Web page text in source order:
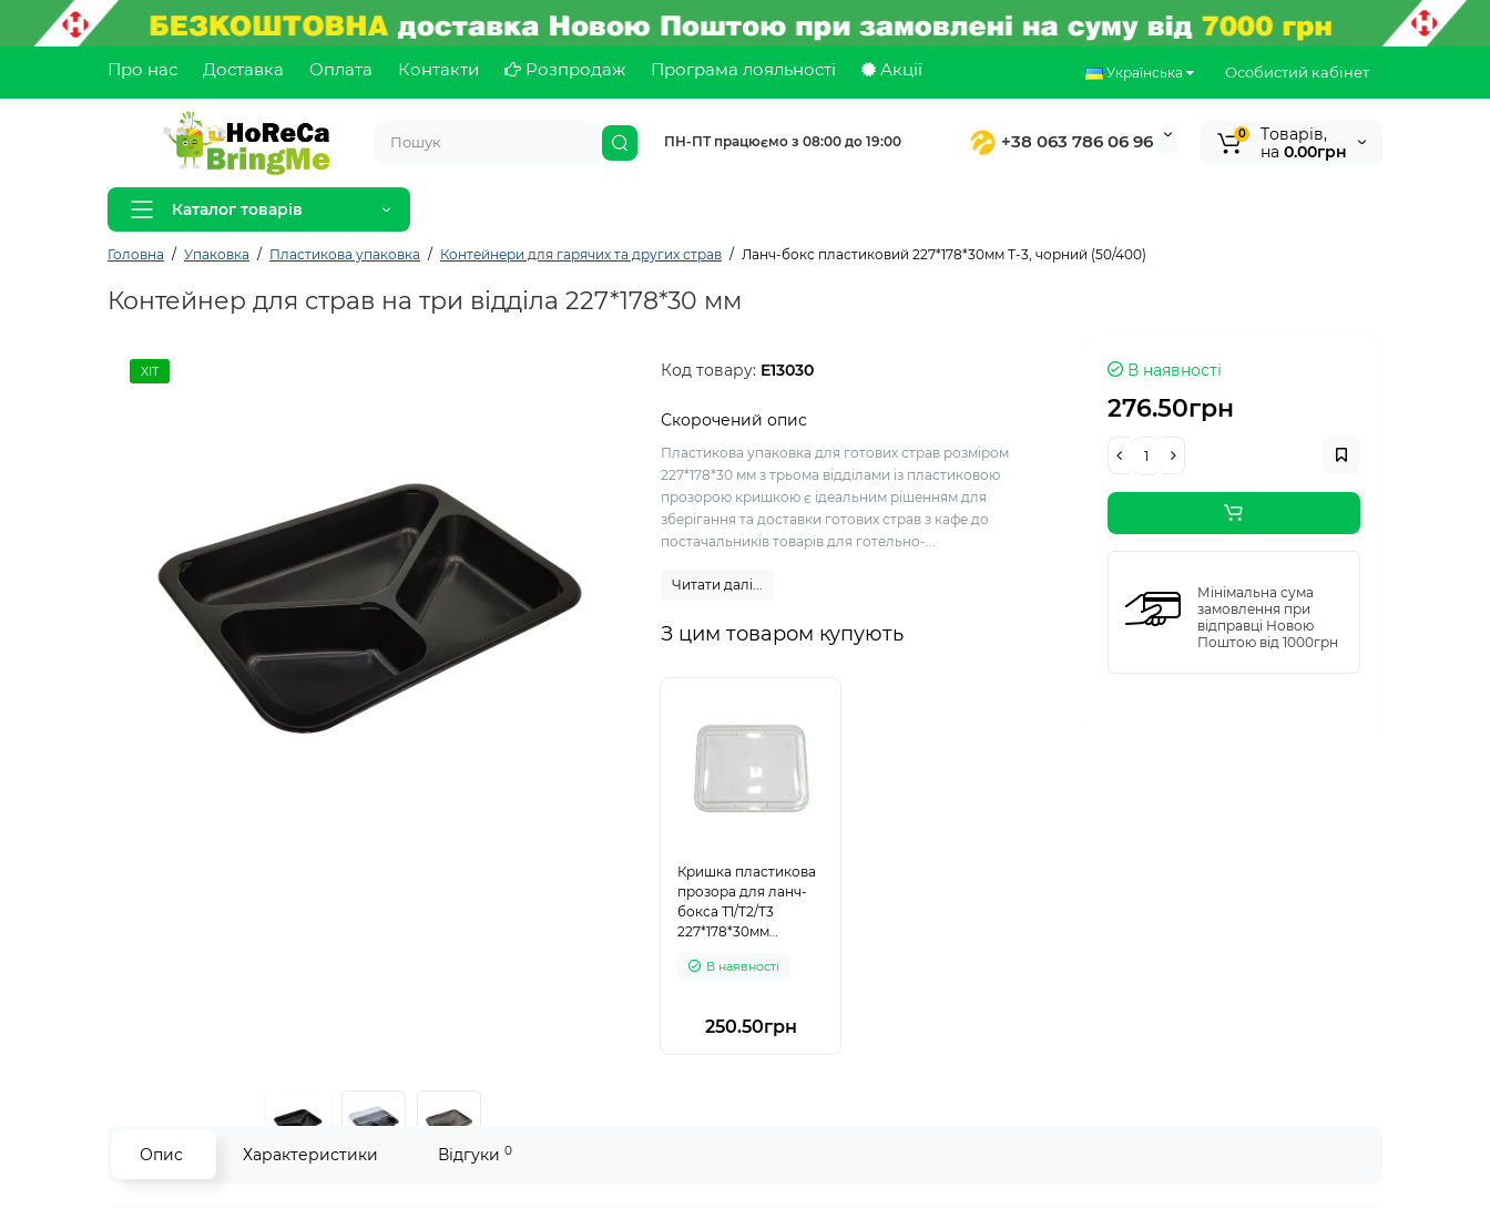
Про нас Доставка Оплата Контакти Розпродаж Програма лояльності Акції Особистий кабінет
Українська
ПН-ПТ працюємо з 08:00 до 19:00 +38 063 786 06 96 0
Tоварів,
на 0.00грн
Каталог товарів
Головна Упаковка Пластикова упаковка Контейнери для гарячих та других страв Ланч-бокс пластиковий 227*178*30мм Т-3, чорний (50/400)
Контейнер для страв на три відділа 227*178*30 мм
ХІТ Код товару: E13030
Скорочений опис
Пластикова упаковка для готових страв розміром
227*178*30 мм з трьома відділами із пластиковою
прозорою кришкою є ідеальним рішенням для
зберігання та доставки готових страв з кафе до
постачальників товарів для готельно-...
Читати далі...
З цим товаром купують
Кришка пластикова
прозора для ланч-
бокса Т1/Т2/Т3
227*178*30мм
В наявності
250.50грн
В наявності
276.50грн
Мінімальна сума
замовлення при
відправці Новою
Поштою від 1000грн
Опис Характеристики Відгуки 0